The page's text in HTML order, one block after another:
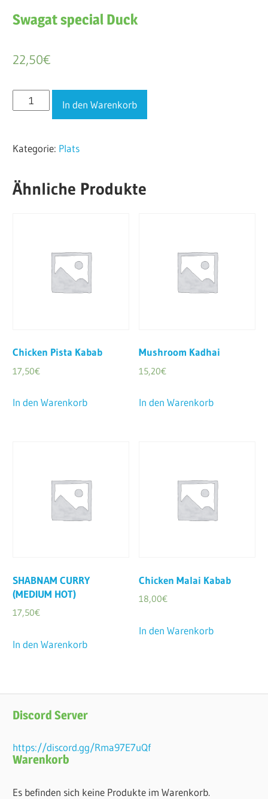
Swagat special Duck
22,50€
Swagat
special
Menge
In den Warenkorb
Kategorie: Plats
Ähnliche Produkte
Chicken Pista Kabab
17,50€
In den Warenkorb
Mushroom Kadhai
15,20€
In den Warenkorb
SHABNAM CURRY
(MEDIUM HOT)
17,50€
In den Warenkorb
Chicken Malai Kabab
18,00€
In den Warenkorb
Discord Server
https://discord.gg/Rma97E7uQf
Warenkorb
Es befinden sich keine Produkte im Warenkorb.